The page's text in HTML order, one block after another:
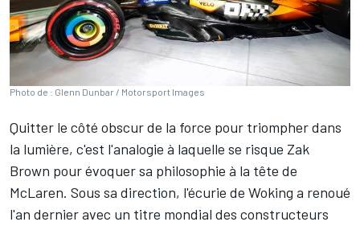
Photo de : Glenn Dunbar / Motorsport Images
Quitter le côté obscur de la force pour triompher dans
la lumière, c'est l'analogie à laquelle se risque Zak
Brown pour évoquer sa philosophie à la tête de
McLaren. Sous sa direction, l'écurie de Woking a renoué
l'an dernier avec un titre mondial des constructeurs